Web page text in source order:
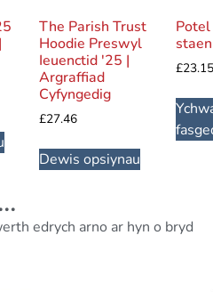
The Parish Trust
Hoodie Preswyl
Ieuenctid '25 |
Argraffiad
Cyfyngedig
£27.46
Dewis opsiynau
£23.15
edrych arno ar hyn o bryd